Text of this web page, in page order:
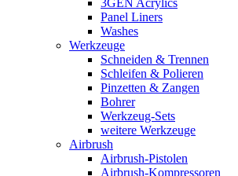
3GEN Acrylics
Panel Liners
Washes
Werkzeuge
Schneiden & Trennen
Schleifen & Polieren
Pinzetten & Zangen
Bohrer
Werkzeug-Sets
weitere Werkzeuge
Airbrush
Airbrush-Pistolen
Airbrush-Kompressoren